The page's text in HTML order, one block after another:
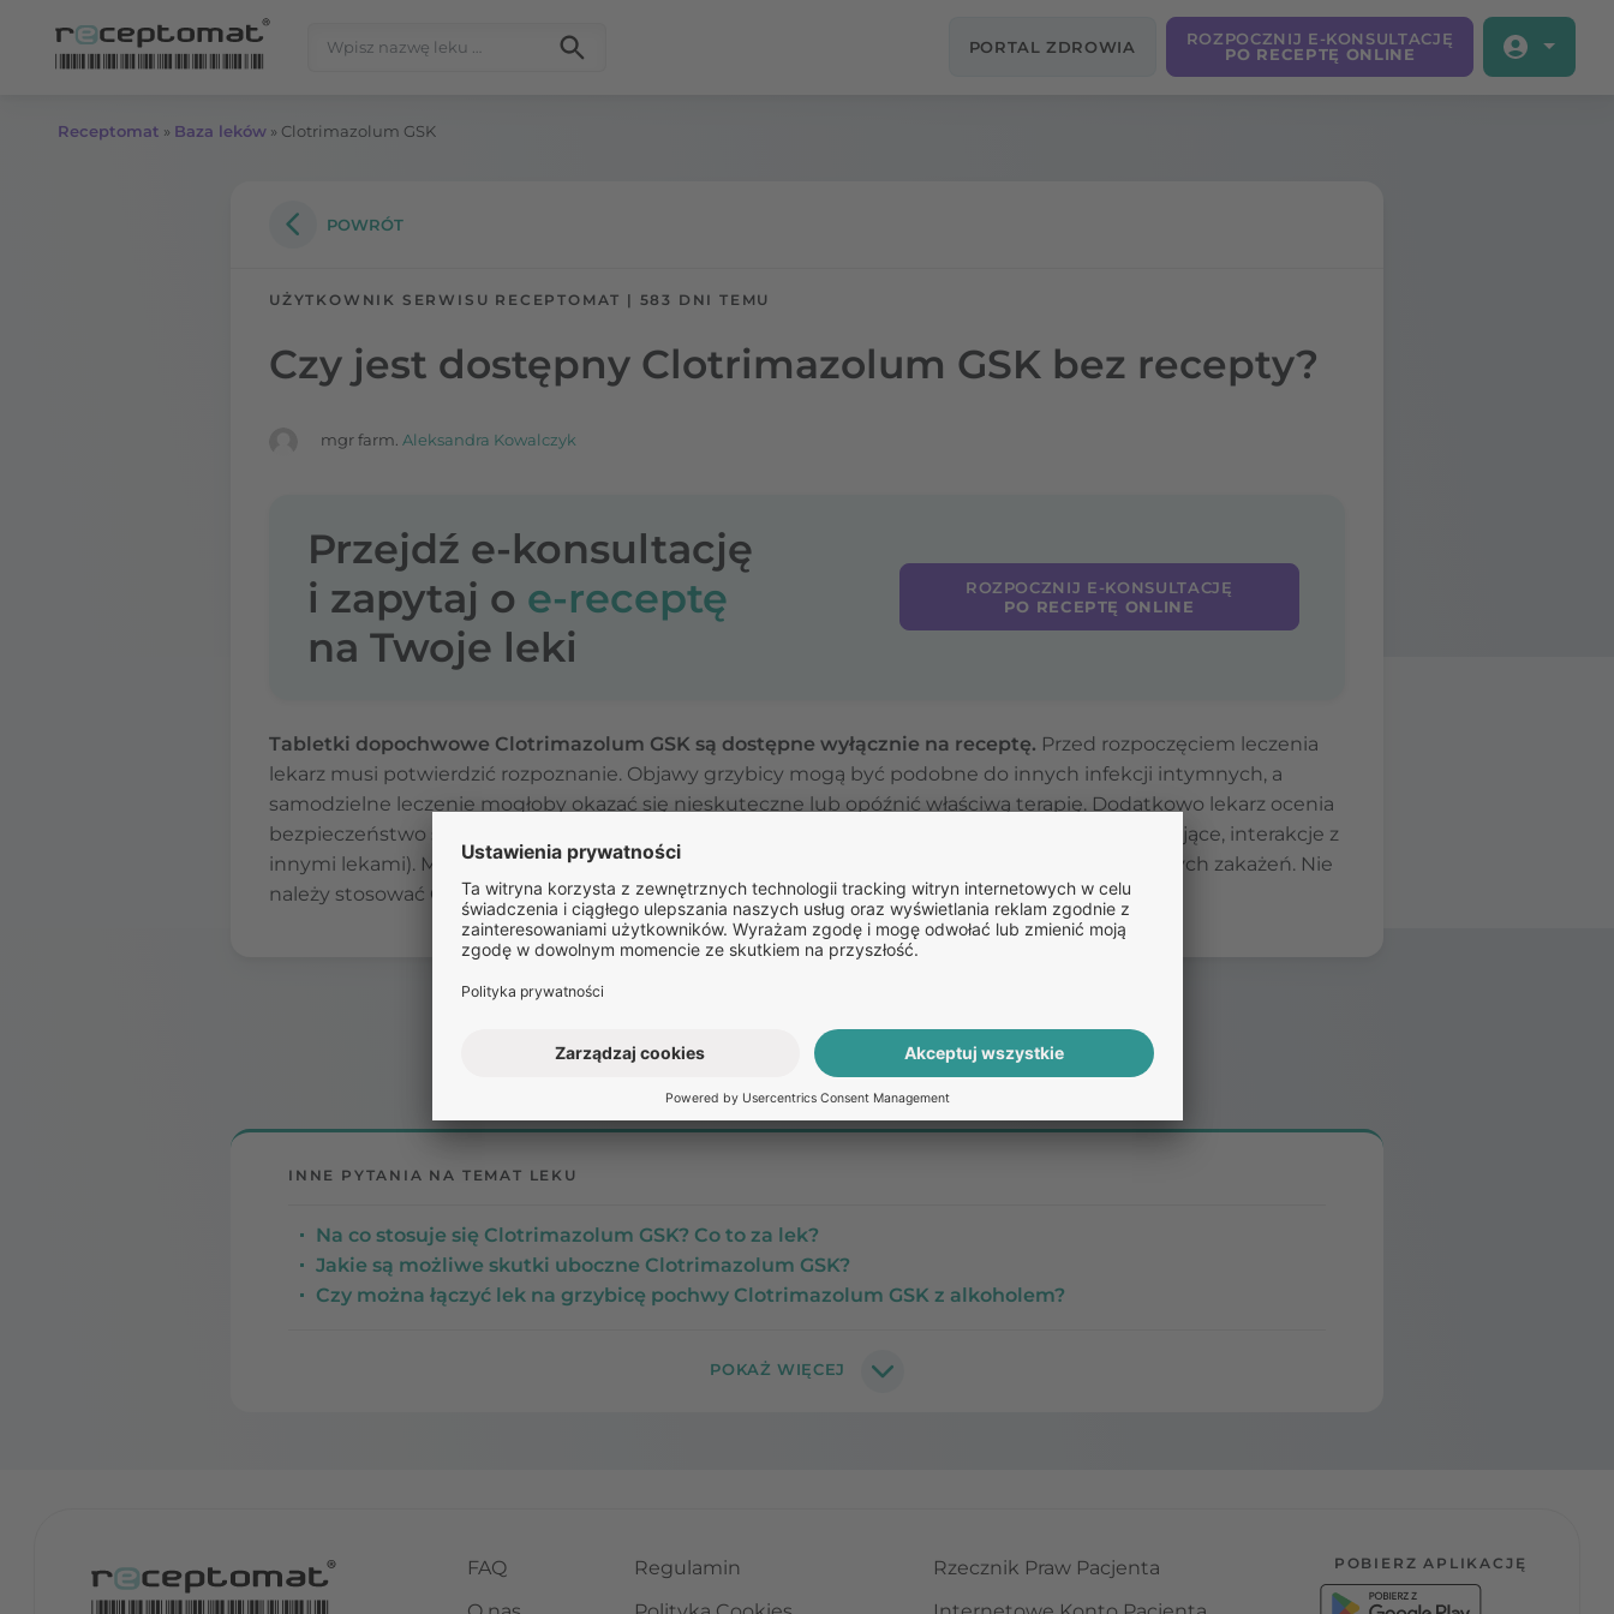
PORTAL ZDROWIA
ROZPOCZNIJ E-KONSULTACJĘ
PO RECEPTĘ ONLINE
Receptomat » Baza leków » Clotrimazolum GSK
POWRÓT
UŻYTKOWNIK SERWISU RECEPTOMAT | 583 DNI TEMU
Czy jest dostępny Clotrimazolum GSK bez recepty?
mgr farm. Aleksandra Kowalczyk
Przejdź e-konsultację
i zapytaj o e-receptę
na Twoje leki
ROZPOCZNIJ E-KONSULTACJĘ
PO RECEPTĘ ONLINE
Tabletki dopochwowe Clotrimazolum GSK są dostępne wyłącznie na receptę. Przed rozpoczęciem leczenia
lekarz musi potwierdzić rozpoznanie. Objawy grzybicy mogą być podobne do innych infekcji intymnych, a
samodzielne leczenie mogłoby okazać się nieskuteczne lub opóźnić właściwą terapię. Dodatkowo lekarz ocenia
bezpieczeństwo stosowania, wyklucza przeciwwskazania (np. alergię, ciążę, choroby współistniejące, interakcje z
innymi lekami). Może także zalecić leczenie skojarzone w przypadku nasilonych lub nawracających zakażeń. Nie
należy stosować Clotrimazolum GSK dopochwowo bez konsultacji z lekarzem.
Pozostałepytania:
INNE PYTANIA NA TEMAT LEKU
Na co stosuje się Clotrimazolum GSK? Co to za lek?
Jakie są możliwe skutki uboczne Clotrimazolum GSK?
Czy można łączyć lek na grzybicę pochwy Clotrimazolum GSK z alkoholem?
FAQ
Regulamin
Rzecznik Praw Pacjenta
POBIERZ APLIKACJĘ